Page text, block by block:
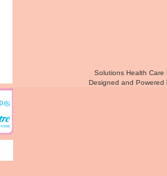
Solutions Health Care
Designed and